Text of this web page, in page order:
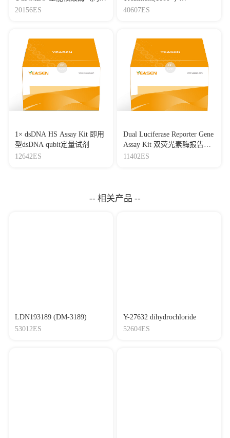
Benzonase）
20156ES
Mycoplasma Elimination
40607ES
1× dsDNA HS Assay Kit 即用
型dsDNA qubit定量试剂
12642ES
Dual Luciferase Reporter Gene
Assay Kit 双荧光素酶报告基
因检测试剂盒
11402ES
-- 相关产品 --
LDN193189 (DM-3189)
53012ES
Y-27632 dihydrochloride
52604ES